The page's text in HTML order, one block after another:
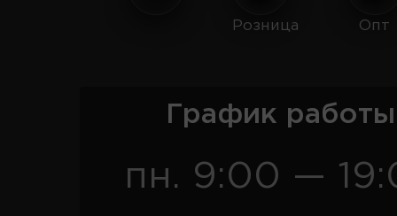
Розница Опт
График
пн. 9:00 —